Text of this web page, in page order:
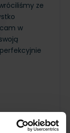
ze
w